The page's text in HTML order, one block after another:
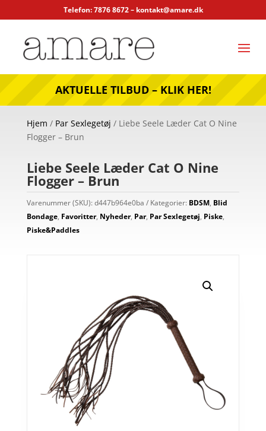
Telefon: 7876 8672 – kontakt@amare.dk
AKTUELLE TILBUD – KLIK HER!
Hjem / Par Sexlegetøj / Liebe Seele Læder Cat O Nine
Flogger – Brun
Liebe Seele Læder Cat O Nine
Flogger – Brun
Varenummer (SKU): d447b964e0ba Kategorier: BDSM, Blid
Bondage, Favoritter, Nyheder, Par, Par Sexlegetøj, Piske,
Piske&Paddles